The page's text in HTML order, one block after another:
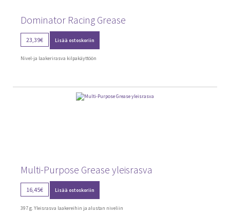
Dominator Racing Grease
23,39€ Lisää ostoskoriin
Nivel-ja laakerirasva kilpakäyttöön
Multi-Purpose Grease yleisrasva
16,45€ Lisää ostoskoriin
397 g. Yleisrasva laakereihin ja alustan niveliin